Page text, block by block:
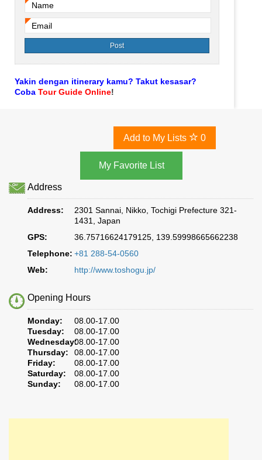
Name
Email
Yakin dengan itinerary kamu? Takut kesasar?
Coba Tour Guide Online!
Add to My Lists 0
Address
Address:
2301 Sannai, Nikko, Tochigi Prefecture 321-
1431, Japan
GPS:
36.75716624179125, 139.59998665662238
Telephone: +81 288-54-0560
Web:
http://www.toshogu.jp/
Opening Hours
Monday:
08.00-17.00
Tuesday:
08.00-17.00
Wednesday:08.00-17.00
Thursday:
08.00-17.00
Friday:
08.00-17.00
Saturday:
08.00-17.00
Sunday:
08.00-17.00